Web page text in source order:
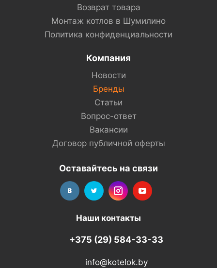
Возврат товара
Монтаж котлов в Шумилино
Политика конфиденциальности
Компания
Новости
Бренды
Статьи
Вопрос-ответ
Вакансии
Договор публичной оферты
Оставайтесь на связи
Наши контакты
+375 (29) 584-33-33
info@kotelok.by